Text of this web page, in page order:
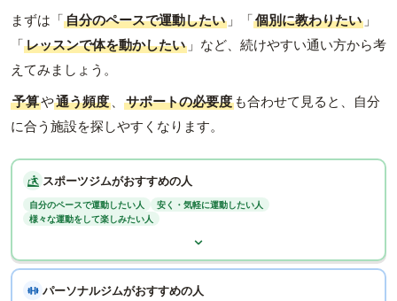
まずは「自分のペースで運動したい 」「個別に教わりたい 」
「レッスンで体を動かしたい 」など、続けやすい通い方から考
えてみましょう。
予算や通う頻度 、 サポートの必要度 も合わせて見ると、自分
に合う施設を探しやすくなります。
スポーツジムがおすすめの人
自分のペースで運動したい人
安く・気軽に運動したい人
様々な運動をして楽しみたい人
パーソナルジムがおすすめの人